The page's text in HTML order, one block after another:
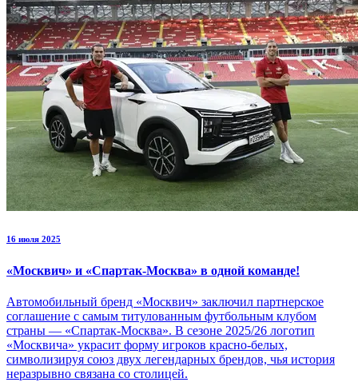
16 июля 2025
«Москвич» и «Спартак-Москва» в одной команде!
Автомобильный бренд «Москвич» заключил партнерское
соглашение с самым титулованным футбольным клубом
страны — «Спартак-Москва». В сезоне 2025/26 логотип
«Москвича» украсит форму игроков красно-белых,
символизируя союз двух легендарных брендов, чья история
неразрывно связана со столицей.